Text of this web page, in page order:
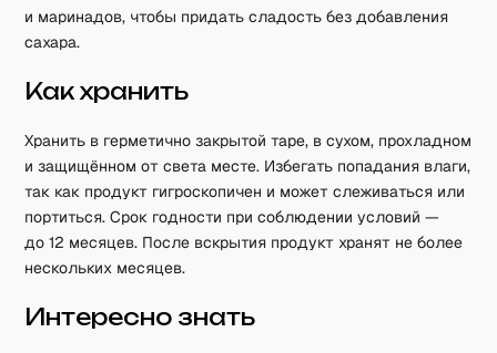
и маринадов, чтобы придать сладость без добавления
сахара.
Как хранить
Хранить в герметично закрытой таре, в сухом, прохладном
и защищённом от света месте. Избегать попадания влаги,
так как продукт гигроскопичен и может слеживаться или
портиться. Срок годности при соблюдении условий —
до 12 месяцев. После вскрытия продукт хранят не более
нескольких месяцев.
Интересно знать